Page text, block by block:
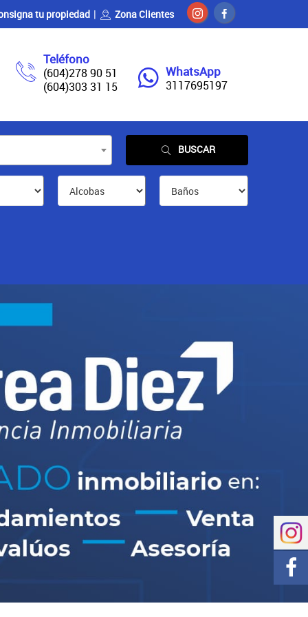
tu propiedad Zona Clientes
Teléfono
(604)278 90 51
(604)303 31 15
WhatsApp
3117695197
BUSCAR